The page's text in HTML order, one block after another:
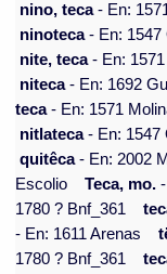
nino, teca- En:
ninoteca- En: 1547
nite, teca- En:
niteca- En: 1692
teca- En: 1571
nitlateca- En: 1547
quitêca- En: 2002
Escolio
Teca, mo.
1780 ? Bnf_361
- En: 1611 Arenas
1780 ? Bnf_361